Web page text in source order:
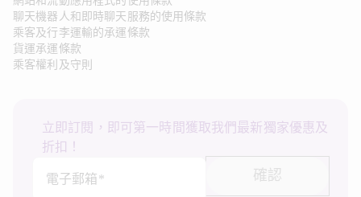
聊天機器人和即時聊天服務的使用條款
乘客及行李運輸的承運條款
貨運承運條款
乘客權利及守則
立即訂閱，即可第一時間獲取我們最新獨家優惠及
折扣！
電子郵箱*
確認